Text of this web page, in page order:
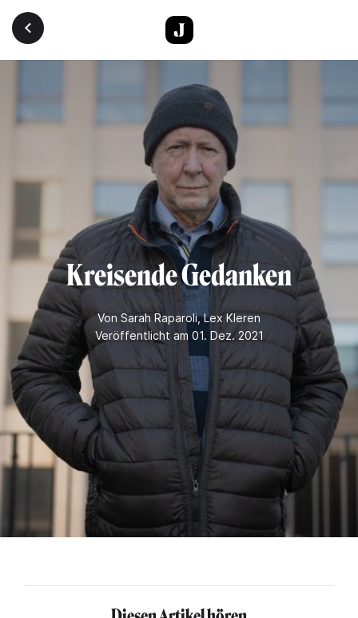
Direkt zum Inhalt
Kreisende Gedanken
Von Sarah Raparoli,Lex Kleren
Veröffentlicht am 01. Dez. 2021